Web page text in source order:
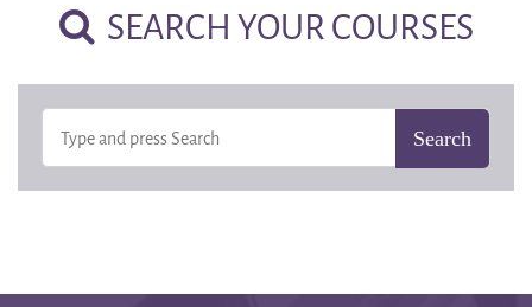
SEARCH YOUR COURSES